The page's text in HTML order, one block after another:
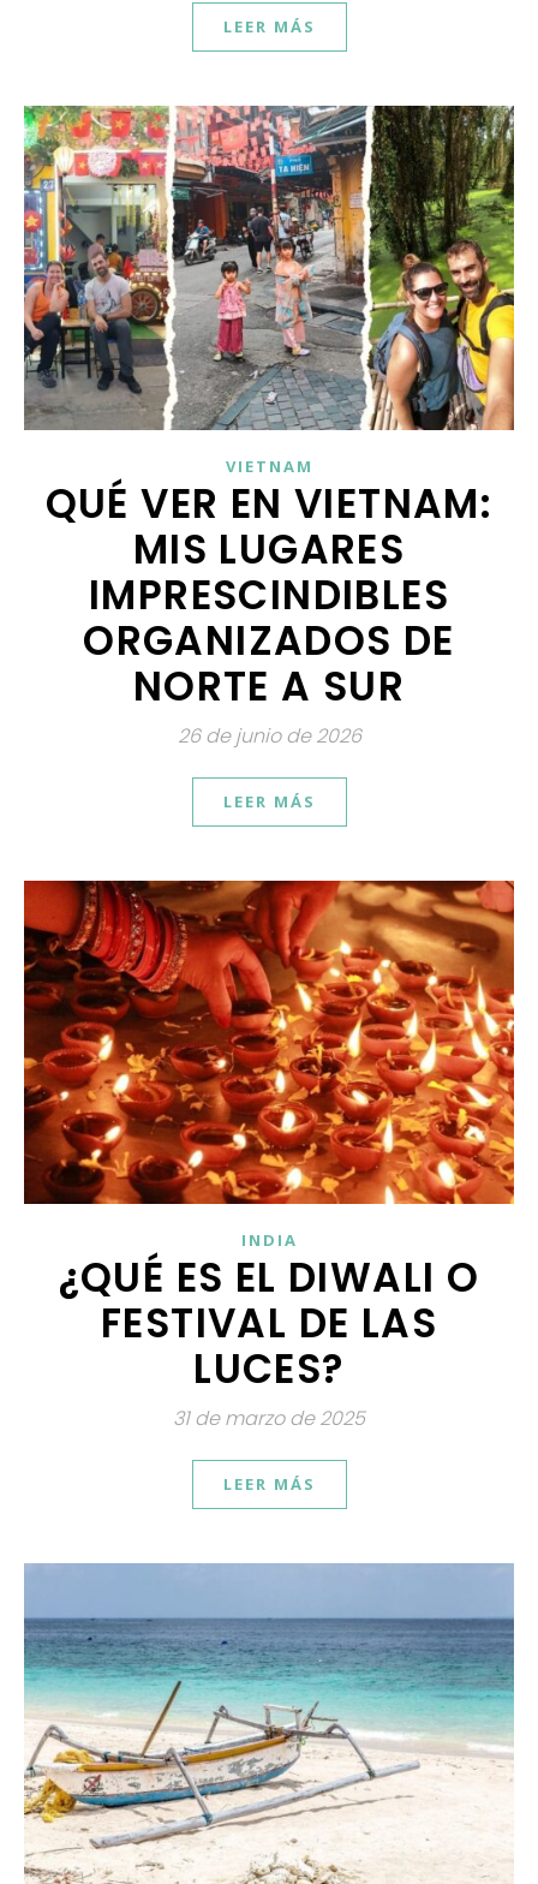
LEER MÁS
VIETNAM
QUÉ VER EN VIETNAM:
MIS LUGARES
IMPRESCINDIBLES
ORGANIZADOS DE
NORTE A SUR
26 de junio de 2026
LEER MÁS
INDIA
¿QUÉ ES EL DIWALI O
FESTIVAL DE LAS
LUCES?
31 de marzo de 2025
LEER MÁS